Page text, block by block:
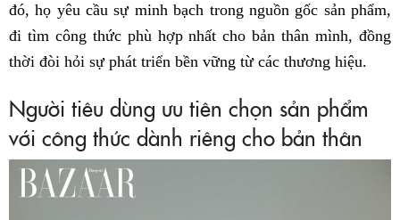
đó, họ yêu cầu sự minh bạch trong nguồn gốc sản phẩm,
đi tìm công thức phù hợp nhất cho bản thân mình, đồng
thời đòi hỏi sự phát triển bền vững từ các thương hiệu.
Người tiêu dùng ưu tiên chọn sản phẩm
với công thức dành riêng cho bản thân